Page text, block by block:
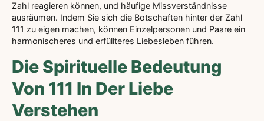
Zahl reagieren können, und häufige Missverständnisse
ausräumen. Indem Sie sich die Botschaften hinter der Zahl
111 zu eigen machen, können Einzelpersonen und Paare ein
harmonischeres und erfüllteres Liebesleben führen.
Die Spirituelle Bedeutung
Von 111 In Der Liebe
Verstehen